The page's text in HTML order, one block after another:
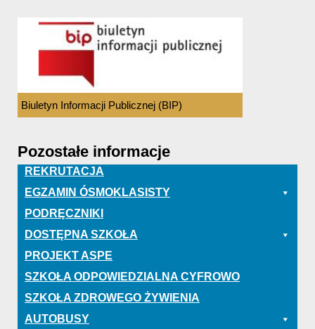
Biuletyn Informacji Publicznej (BIP)
Pozostałe informacje
REKRUTACJA
EGZAMIN ÓSMOKLASISTY
PODRĘCZNIKI
DOSTĘPNA SZKOŁA
PROJEKT ASPE
SZKOŁA ODPOWIEDZIALNA CYFROWO
SZKOŁA ZDROWEGO ŻYWIENIA
AUTOBUSY